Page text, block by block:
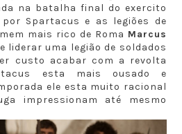
na batalha final do exercito
Spartacus e as legiões de
mais rico de Roma Marcus
liderar uma legião de soldados
custo acabar com a revolta
esta mais ousado e
ele esta muito racional
impressionam até mesmo